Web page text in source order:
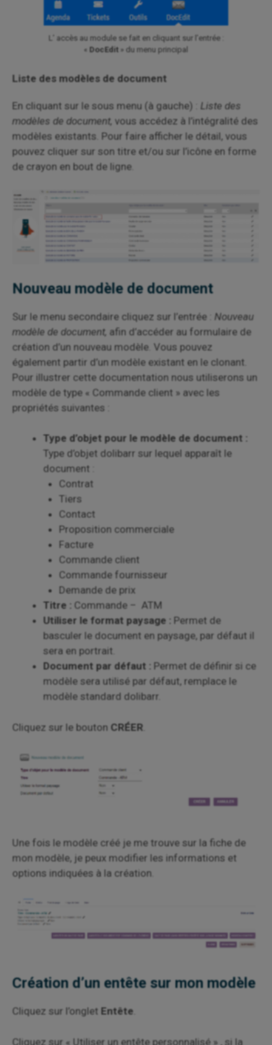
L’ accès au module se fait en cliquant sur l’entrée :
« DocEdit » du menu principal
Liste des modèles de document
En cliquant sur le sous menu (à gauche) : Liste des
modèles de document, vous accédez à l’intégralité des
modèles existants. Pour faire afficher le détail, vous
pouvez cliquer sur son titre et/ou sur l’icône en forme
de crayon en bout de ligne.
Nouveau modèle de document
Sur le menu secondaire cliquez sur l’entrée : Nouveau
modèle de document, afin d’accéder au formulaire de
création d’un nouveau modèle. Vous pouvez
également partir d’un modèle existant en le clonant.
Pour illustrer cette documentation nous utiliserons un
modèle de type « Commande client » avec les
propriétés suivantes :
Type d’objet pour le modèle de document :
Type d’objet dolibarr sur lequel apparaît le
document :
Contrat
Tiers
Contact
Proposition commerciale
Facture
Commande client
Commande fournisseur
Demande de prix
Titre : Commande – ATM
Utiliser le format paysage : Permet de
basculer le document en paysage, par défaut il
sera en portrait.
Document par défaut : Permet de définir si ce
modèle sera utilisé par défaut, remplace le
modèle standard dolibarr.
Cliquez sur le bouton CRÉER
Une fois le modèle créé je me trouve sur la fiche de
mon modèle, je peux modifier les informations et
options indiquées à la création.
Création d’un entête sur mon modèle
Cliquez sur l’onglet Entête
Cliquez sur « Utiliser un entête personnalisé » , si la